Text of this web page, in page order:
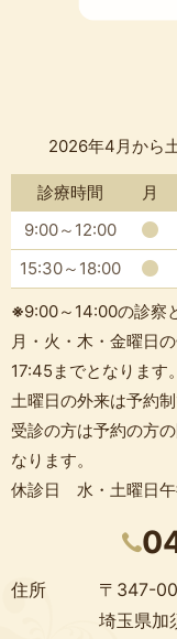
2026年4月から
診療時間 月
9:00～12:00
15:30～18:00
※9:00～14:00の診察
月・火・木・金曜日
17:45までとなります。
土曜日の外来は予約
受診の方は予約の方
なります。
休診日 水・土曜日午
住所
〒347-
埼玉県加